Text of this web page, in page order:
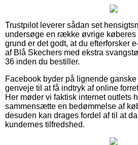
Trustpilot leverer sådan set
undersøge en række øvrige køberes
grund er det godt, at du efterforsker
af Blå Skechers med ekstra
36 inden du bestiller.
Facebook byder på lignende
genveje til at få indtryk af online
Her møder vi faktisk internet outlets
sammensætte en bedømmelse af
desuden kan drages fordel af til at
kundernes tilfredshed.